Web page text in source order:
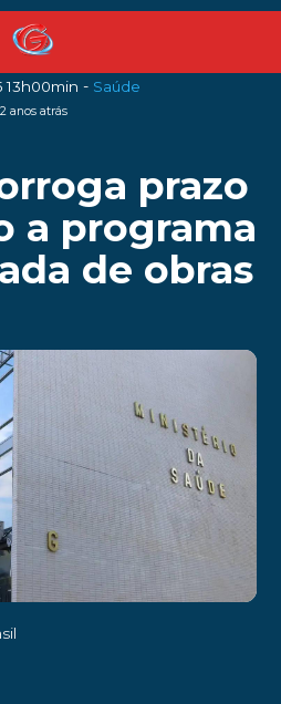
13h00min - Saúde
2 anos atrás
prazo
a programa
de obras